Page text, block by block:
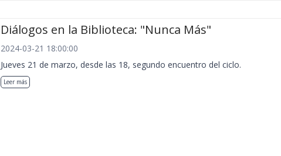
Diálogos en la Biblioteca: "Nunca Más"
2024-03-21 18:00:00
Jueves 21 de marzo, desde las 18, segundo encuentro del ciclo.
Leer más